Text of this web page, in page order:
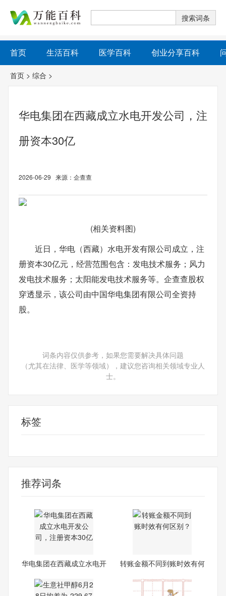
首页 生活百科 医学百科 创业分享百科
首页 > 综合 >
华电集团在西藏成立水电开发公司，注
册资本30亿
2026-06-29 来源：企查查
(相关资料图)
近日，华电（西藏）水电开发有限公司成立，注
册资本30亿元，经营范围包含：发电技术服务；风力
发电技术服务；太阳能发电技术服务等。企查查股权
穿透显示，该公司由中国华电集团有限公司全资持
股。
词条内容仅供参考，如果您需要解决具体问题
（尤其在法律、医学等领域），建议您咨询相关领域专业人
士。
标签
推荐词条
华电集团在西藏成立水电开
转账金额不同到账时效有何